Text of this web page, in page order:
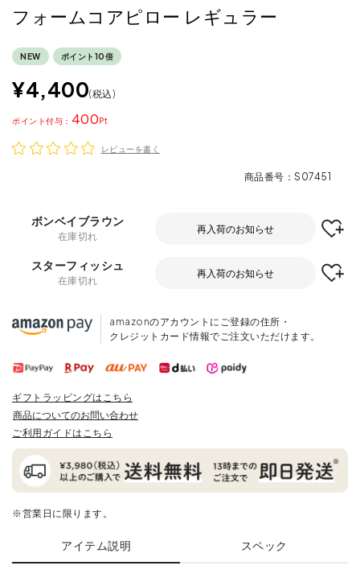
フォームコアピロー レギュラー
NEW ポイント10倍
¥4,400 税込
400
ポイント
レビューを書く
商品番号 S07451
ボンベイブラウン
在庫切れ
再入荷のお知らせ
スターフィッシュ
在庫切れ
再入荷のお知らせ
amazonのアカウントにご登録の住所・
クレジットカード情報でご注文いただけます。
ギフトラッピングはこちら
商品についてのお問い合わせ
ご利用ガイドはこちら
※営業日に限ります。
アイテム説明 スペック